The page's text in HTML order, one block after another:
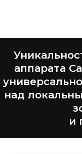
аппарата
над
и